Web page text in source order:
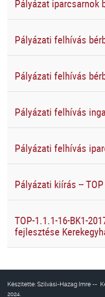
Pályázat iparcsarnok
Pályázati felhívás
Pályázati felhívás
Pályázati felhívás
Pályázati felhívás
Pályázati kiírás --
TOP-1.1.1-16-BK1-
fejlesztése
Készítette: Szilvási-Hazag Imre --
2024.